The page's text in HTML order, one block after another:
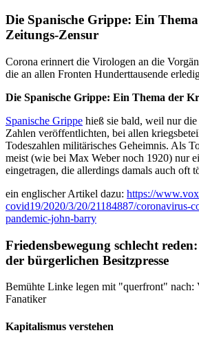
Die Spanische Grippe: Ein
Zeitungs-Zensur
Corona erinnert die Virologen an die
die an allen Fronten Hunderttausende
Die Spanische Grippe: Ein Thema der
Spanische Grippe hieß sie bald, weil nur
Zahlen veröffentlichten, bei allen
Todeszahlen militärisches Geheimnis. Als
meist (wie bei Max Weber noch 1920) nur
eingetragen, die allerdings damals auch oft
ein englischer Artikel dazu: https://
covid19/2020/3/20/21184887/coronavirus-
pandemic-john-barry
Friedensbewegung schlecht
der bürgerlichen Besitzpresse
Bemühte Linke legen mit "querfront" nach:
Fanatiker
Kapitalismus verstehen